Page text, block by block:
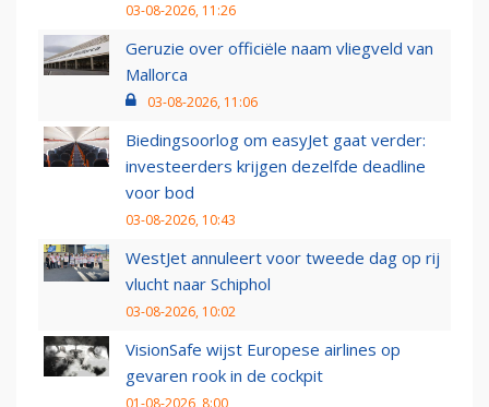
03-08-2026, 11:26
Geruzie over officiële naam vliegveld van
Mallorca
03-08-2026, 11:06
Biedingsoorlog om easyJet gaat verder:
investeerders krijgen dezelfde deadline
voor bod
03-08-2026, 10:43
WestJet annuleert voor tweede dag op rij
vlucht naar Schiphol
03-08-2026, 10:02
VisionSafe wijst Europese airlines op
gevaren rook in de cockpit
01-08-2026, 8:00